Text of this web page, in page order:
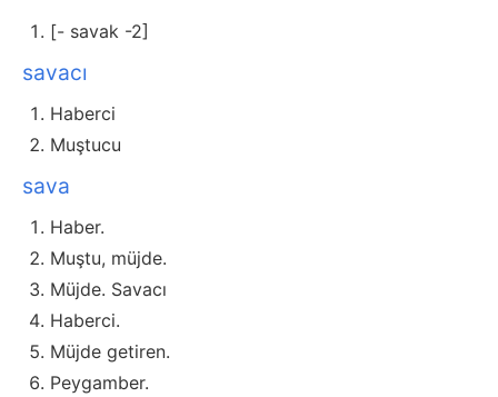
[- savak -2]
savacı
Haberci
Muştucu
sava
Haber.
Muştu, müjde.
Müjde. Savacı
Haberci.
Müjde getiren.
Peygamber.